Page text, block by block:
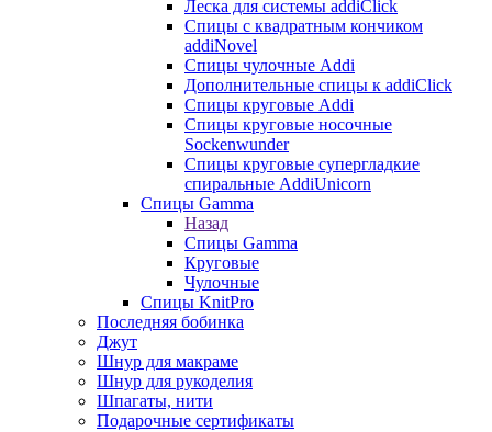
Леска для системы addiClick
Спицы с квадратным кончиком
addiNovel
Спицы чулочные Addi
Дополнительные спицы к addiClick
Спицы круговые Addi
Спицы круговые носочные
Sockenwunder
Спицы круговые супергладкие
спиральные AddiUnicorn
Спицы Gamma
Назад
Спицы Gamma
Круговые
Чулочные
Спицы KnitPro
Последняя бобинка
Джут
Шнур для макраме
Шнур для рукоделия
Шпагаты, нити
Подарочные сертификаты